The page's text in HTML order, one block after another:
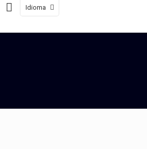
Idioma